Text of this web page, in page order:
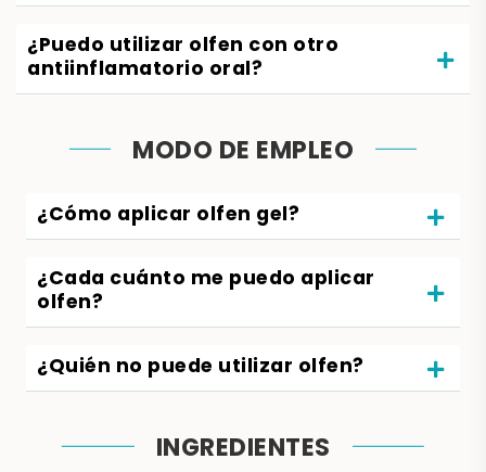
¿Puedo utilizar olfen con otro
antiinflamatorio oral?
MODO DE EMPLEO
¿Cómo aplicar olfen gel?
¿Cada cuánto me puedo aplicar
olfen?
¿Quién no puede utilizar olfen?
INGREDIENTES